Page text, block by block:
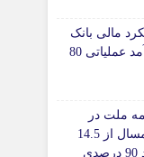
مالی بانک
صادرات ایران/ درآمد عملیاتی 80
ملت در
چهار ماه نخست امسال از 14.5
همت گذشت/ رشد 90 درصدی